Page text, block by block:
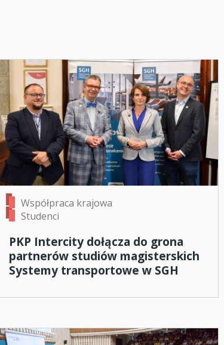
Współpraca krajowa
Studenci
PKP Intercity dołącza do grona
partnerów studiów magisterskich
Systemy transportowe w SGH